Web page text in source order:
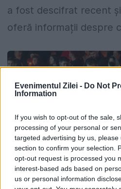
Evenimentul Zilei - Do Not
Information
If you wish to opt-out of the sale,
processing of your personal or
targeted advertising by us,
section to confirm your selection.
opt-out request is processed you
interest-based ads based on
us or personal information
a fost descifrat recent
oferă informații despre